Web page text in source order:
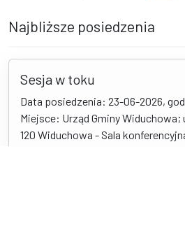
Najbliższe posiedzenia
Sesja w toku
Data posiedzenia: 23-06-2026,
Miejsce: Urząd Gminy Widuchowa;
120 Widuchowa - Sala